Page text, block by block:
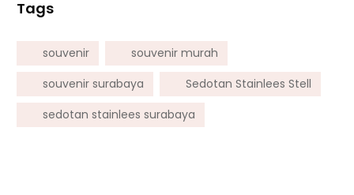
Tags
souvenir
souvenir murah
souvenir surabaya
Sedotan Stainlees Stell
sedotan stainlees surabaya